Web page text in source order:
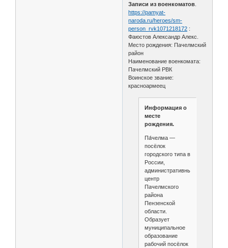
Записи из военкоматов
https://pamyat-
naroda.ru/heroes/sm-
person_rvk1071218172 :
Фаюстов Александр Алекс.
Место рождения: Пачелмский
район
Наименование военкомата:
Пачелмский РВК
Воинское звание:
красноармеец
Информация о
месте
рождения.
Па́челма —
посёлок
городского типа в
России,
административный
центр
Пачелмского
района
Пензенской
области.
Образует
муниципальное
образование
рабочий посёлок